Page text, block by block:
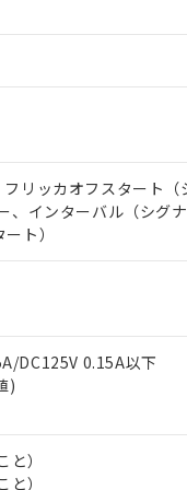
リッカオフスタート
、インターバル（シグ
ト）
DC125V 0.15A以下
)
）
）
指令（10物質）の非含
指令（10物質）の